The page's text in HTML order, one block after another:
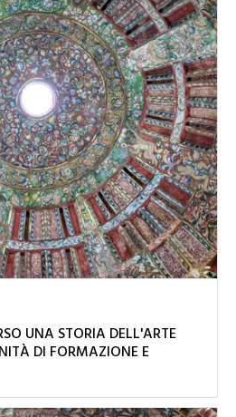
UNA STORIA DELL'ARTE
DI FORMAZIONE E